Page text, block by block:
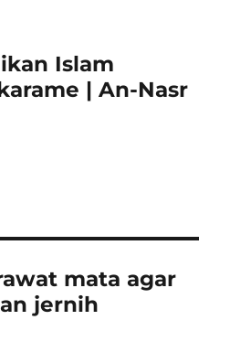
Islam
| An-Nasr
mata agar
jernih